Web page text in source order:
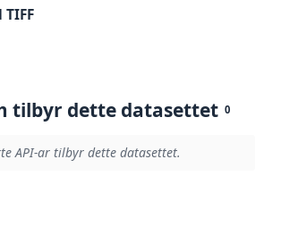
tilbyr dette datasettet 0
API-ar tilbyr dette datasettet.